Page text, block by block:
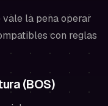
vale la pena operar
con reglas
(BOS)